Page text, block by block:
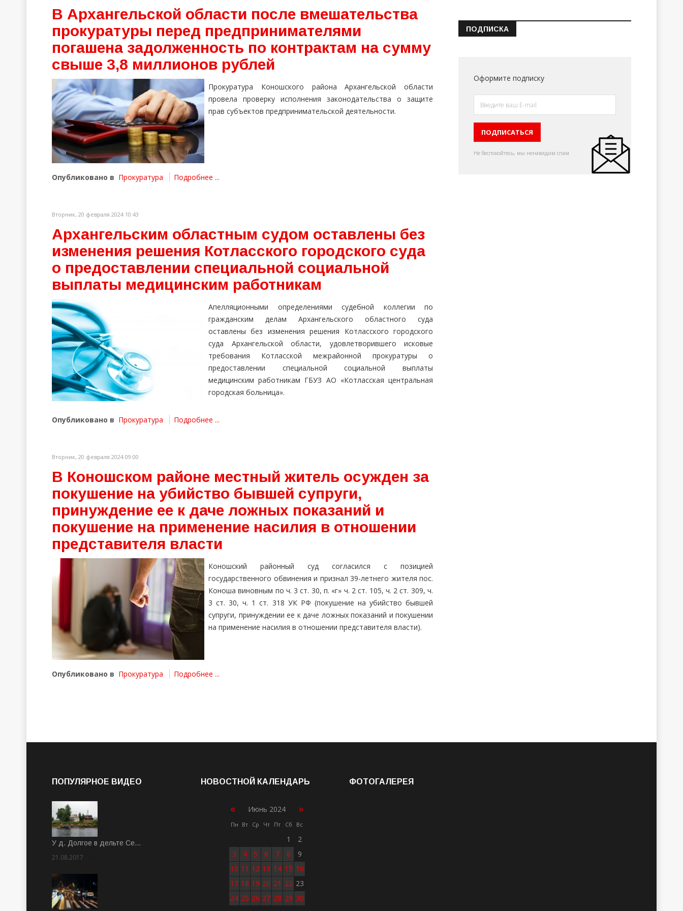
В Архангельской области после вмешательства
прокуратуры перед предпринимателями
погашена задолженность по контрактам на сумму
свыше 3,8 миллионов рублей
Прокуратура Коношского района Архангельской области
провела проверку исполнения законодательства о защите
прав субъектов предпринимательской деятельности.
Опубликовано в Прокуратура Подробнее ...
Вторник, 20 февраля 2024 10:43
Архангельским областным судом оставлены без
изменения решения Котласского городского суда
о предоставлении специальной социальной
выплаты медицинским работникам
Апелляционными определениями судебной коллегии по
гражданским делам Архангельского областного суда
оставлены без изменения решения Котласского городского
суда Архангельской области, удовлетворившего исковые
требования Котласской межрайонной прокуратуры о
предоставлении специальной социальной выплаты
медицинским работникам ГБУЗ АО «Котласская центральная
городская больница».
Опубликовано в Прокуратура Подробнее ...
Вторник, 20 февраля 2024 09:00
В Коношском районе местный житель осужден за
покушение на убийство бывшей супруги,
принуждение ее к даче ложных показаний и
покушение на применение насилия в отношении
представителя власти
Коношский районный суд согласился с позицией
государственного обвинения и признал 39-летнего жителя пос.
Коноша виновным по ч. 3 ст. 30, п. «г» ч. 2 ст. 105, ч. 2 ст. 309, ч.
3 ст. 30, ч. 1 ст. 318 УК РФ (покушение на убийство бывшей
супруги, принуждении ее к даче ложных показаний и покушении
на применение насилия в отношении представителя власти).
Опубликовано в Прокуратура Подробнее ...
ПОДПИСКА
Оформите подписку
Не беспокойтесь, мы ненавидим спам
ПОПУЛЯРНОЕ ВИДЕО
У д. Долгое в дельте Се…
21.08.2017
НОВОСТНОЙ КАЛЕНДАРЬ
« Июнь 2024 »
Пн Вт Ср Чт Пт Сб Вс
1
2
3
4 5 6 7 8
9
10 11 12 13 14 15 16
17 18 19 20 21 22 23
24 25 26 27 28 29 30
ФОТОГАЛЕРЕЯ